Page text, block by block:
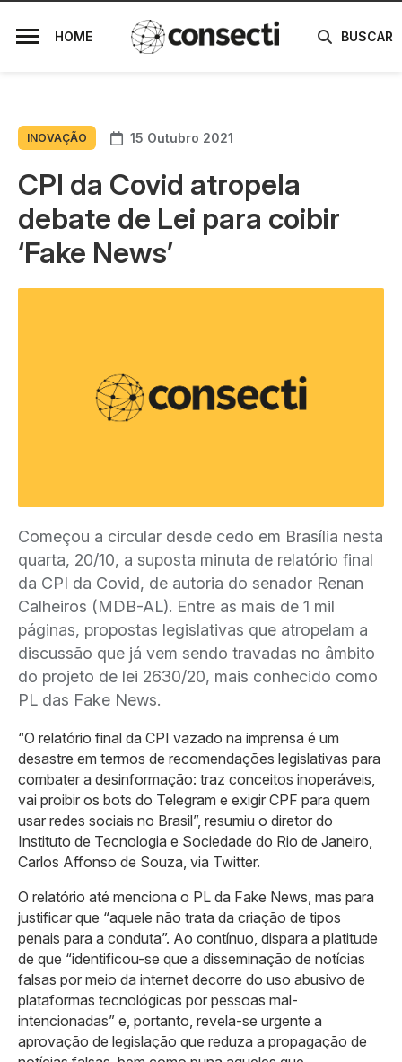
HOME BUSCAR
INOVAÇÃO 15 Outubro 2021
CPI da Covid atropela
debate de Lei para coibir
‘Fake News’
Começou a circular desde cedo em Brasília nesta
quarta, 20/10, a suposta minuta de relatório final
da CPI da Covid, de autoria do senador Renan
Calheiros (MDB-AL). Entre as mais de 1 mil
páginas, propostas legislativas que atropelam a
discussão que já vem sendo travadas no âmbito
do projeto de lei 2630/20, mais conhecido como
PL das Fake News.
“O relatório final da CPI vazado na imprensa é um
desastre em termos de recomendações legislativas para
combater a desinformação: traz conceitos inoperáveis,
vai proibir os bots do Telegram e exigir CPF para quem
usar redes sociais no Brasil”, resumiu o diretor do
Instituto de Tecnologia e Sociedade do Rio de Janeiro,
Carlos Affonso de Souza, via Twitter.
O relatório até menciona o PL da Fake News, mas para
justificar que “aquele não trata da criação de tipos
penais para a conduta”. Ao contínuo, dispara a platitude
de que “identificou-se que a disseminação de notícias
falsas por meio da internet decorre do uso abusivo de
plataformas tecnológicas por pessoas mal-
intencionadas” e, portanto, revela-se urgente a
aprovação de legislação que reduza a propagação de